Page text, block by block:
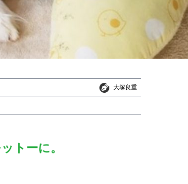
大塚良重
大塚良重
トーに。